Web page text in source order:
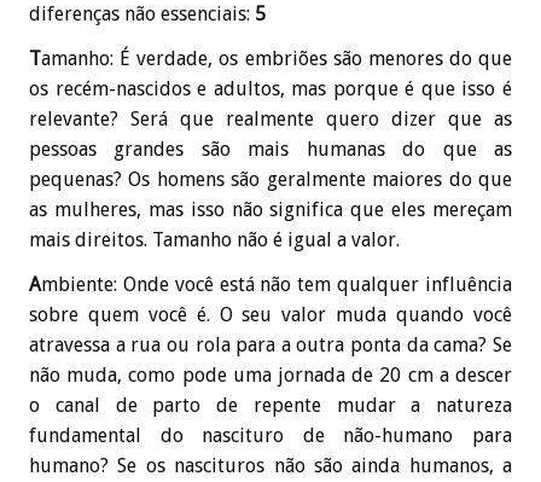
diferenças não essenciais: 5
Tamanho: É verdade, os embriões são menores do que
os recém-nascidos e adultos, mas porque é que isso é
relevante? Será que realmente quero dizer que as
pessoas grandes são mais humanas do que as
pequenas? Os homens são geralmente maiores do que
as mulheres, mas isso não significa que eles mereçam
mais direitos. Tamanho não é igual a valor.
Ambiente: Onde você está não tem qualquer influência
sobre quem você é. O seu valor muda quando você
atravessa a rua ou rola para a outra ponta da cama? Se
não muda, como pode uma jornada de 20 cm a descer
o canal de parto de repente mudar a natureza
fundamental do nascituro de não-humano para
humano? Se os nascituros não são ainda humanos, a